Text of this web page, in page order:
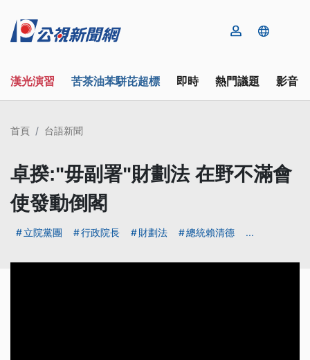
漢光演習 苦茶油苯駢芘超標 即時 熱門議題 影音
首頁 台語新聞
卓揆:"毋副署"財劃法 在野不滿會
使發動倒閣
立院黨團 行政院長 財劃法 總統賴清德 ...